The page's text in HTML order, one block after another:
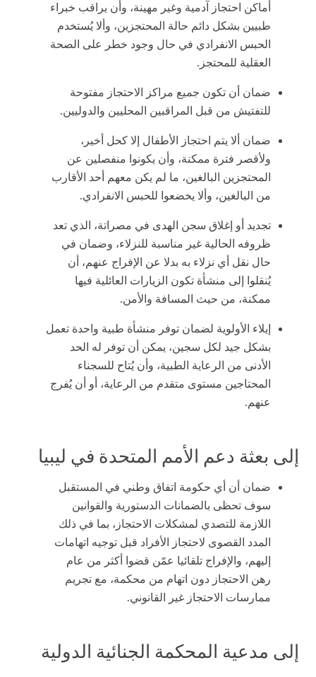
أماكن احتجاز آدمية وغير مهينة، وأن يراقب خبراء
طبيين بشكل دائم حالة المحتجزين، وألا يُستخدم
الحبس الانفرادي في حال وجود خطر على الصحة
العقلية للمحتجز.
ضمان أن تكون جميع مراكز الاحتجاز مفتوحة
للتفتيش من قبل المراقبين المحليين والدوليين.
ضمان ألا يتم احتجاز الأطفال إلا كحل أخير،
ولأقصر فترة ممكنة، وأن يكونوا منفصلين عن
المحتجزين البالغين، ما لم يكن معهم أحد الأقارب
من البالغين، وألا يخضعوا للحبس الانفرادي.
تجديد أو إغلاق سجن الهدى في مصراتة، الذي تعد
ظروفه الحالية غير مناسبة للنزلاء، وضمان في
حال نقل أي نزلاء به بدلا عن الإفراج عنهم، أن
يُنقلوا إلى منشأة تكون الزيارات العائلية فيها
ممكنة، من حيث المسافة والأمن.
إيلاء الأولوية لضمان توفر منشأة طبية واحدة تعمل
بشكل جيد لكل سجين، يمكن أن توفر له الحد
الأدنى من الرعاية الطبية، وأن يُتاح للسجناء
المحتاجين مستوى متقدم من الرعاية، أو أن يُفرج
عنهم.
إلى بعثة دعم الأمم المتحدة في ليبيا
ضمان أن أي حكومة اتفاق وطني في المستقبل
سوف تحظى بالضمانات الدستورية والقوانين
اللازمة للتصدي لمشكلات الاحتجاز، بما في ذلك
المدد القصوى لاحتجاز الأفراد قبل توجيه اتهامات
إليهم، والإفراج تلقائيا عمّن قضوا أكثر من عام
رهن الاحتجاز دون اتهام من محكمة، مع تجريم
ممارسات الاحتجاز غير القانوني.
إلى مدعية المحكمة الجنائية الدولية